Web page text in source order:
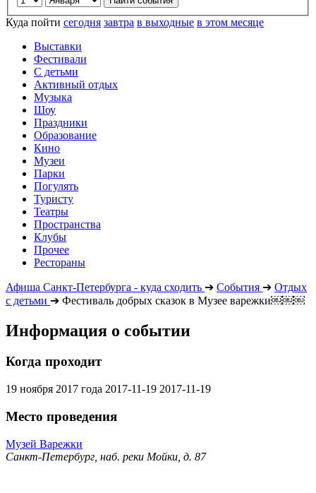
Куда пойти сегодня завтра в выходные в этом месяце
Выставки
Фестивали
С детьми
Активный отдых
Музыка
Шоу
Праздники
Образование
Кино
Музеи
Парки
Погулять
Туристу
Театры
Пространства
Клубы
Прочее
Рестораны
Афиша Санкт-Петербурга - куда сходить ➔ События ➔ Отдых
с детьми ➔ Фестиваль добрых сказок в Музее варежки￼￼￼
Информация о событии
Когда проходит
19 ноября 2017 года 2017-11-19 2017-11-19
Место проведения
Музей Варежки
Санкт-Петербург, наб. реки Мойки, д. 87